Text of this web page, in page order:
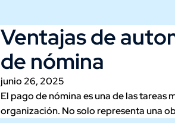
Ventajas de
de nómina
junio 26, 2025
El pago de nómina es una de las tareas
organización. No solo representa una